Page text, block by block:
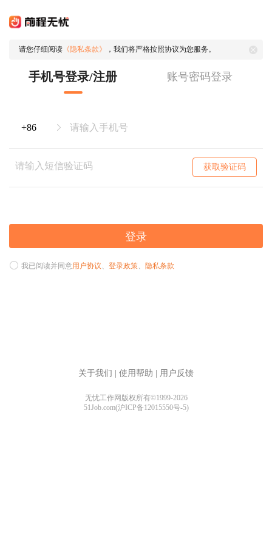
请您仔细阅读 《隐私条款》 ，我们将严格按照协议为您服务。
手机号登录/注册 账号密码登录
获取验证码
登录
我已阅读并同意用户协议、 登录政策、 隐私条款
关于我们 使用帮助 用户反馈
无忧工作网版权所有©1999-2026
51Job.com(沪ICP备12015550号-5)